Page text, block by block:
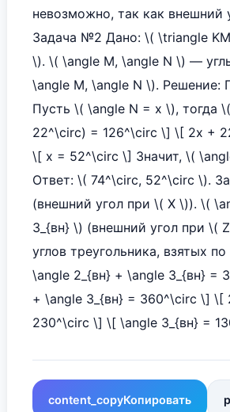
невозможно, так как внешний
Задача №2 Дано: \( \triangle
\). \( \angle M, \angle N \) —
\angle M, \angle N \). Решение:
Пусть \( \angle N = x \), тогда
22^\circ) = 126^\circ \] \[ 2x +
\[ x = 52^\circ \] Значит, \(
Ответ: \( 74^\circ, 52^\circ \).
(внешний угол при \( X \)). \(
3_{вн} \) (внешний угол при \(
углов треугольника, взятых
\angle 2_{вн} + \angle 3_{вн} =
+ \angle 3_{вн} = 360^\circ \]
230^\circ \] \[ \angle 3_{вн} =
content_copyКопировать